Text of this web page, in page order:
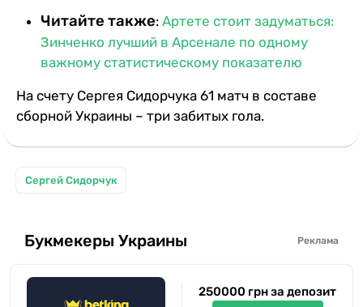
Читайте также: Артете стоит задуматься:
Зинченко лучший в Арсенале по одному
важному статистическому показателю
На счету Сергея Сидорчука 61 матч в составе
сборной Украины – три забитых гола.
Сергей Сидорчук
Букмекеры Украины Реклама
250000 грн за депозит